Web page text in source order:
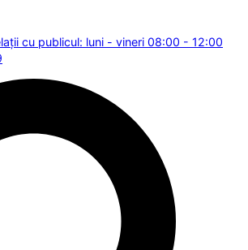
cu publicul: luni - vineri 08:00 - 12:00